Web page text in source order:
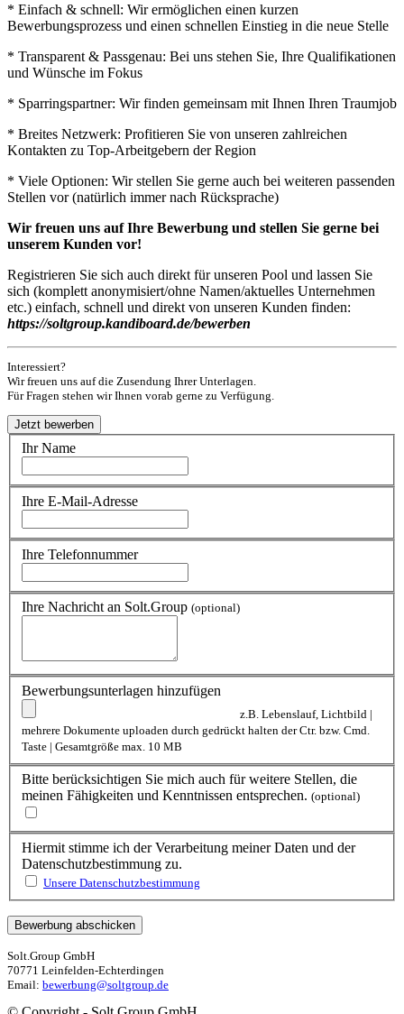
* Einfach & schnell: Wir ermöglichen einen kurzen
Bewerbungsprozess und einen schnellen Einstieg in die neue Stelle
* Transparent & Passgenau: Bei uns stehen Sie, Ihre Qualifikationen
und Wünsche im Fokus
* Sparringspartner: Wir finden gemeinsam mit Ihnen Ihren Traumjob
* Breites Netzwerk: Profitieren Sie von unseren zahlreichen
Kontakten zu Top-Arbeitgebern der Region
* Viele Optionen: Wir stellen Sie gerne auch bei weiteren passenden
Stellen vor (natürlich immer nach Rücksprache)
Wir freuen uns auf Ihre Bewerbung und stellen Sie gerne bei
unserem Kunden vor!
Registrieren Sie sich auch direkt für unseren Pool und lassen Sie
sich (komplett anonymisiert/ohne Namen/aktuelles Unternehmen
etc.) einfach, schnell und direkt von unseren Kunden finden:
https://soltgroup.kandiboard.de/bewerben
Interessiert?
Wir freuen uns auf die Zusendung Ihrer Unterlagen.
Für Fragen stehen wir Ihnen vorab gerne zu Verfügung.
Ihr Name
Ihre E-Mail-Adresse
Ihre Telefonnummer
Ihre Nachricht an Solt.Group (optional)
Bewerbungsunterlagen hinzufügen
z.B. Lebenslauf, Lichtbild |
mehrere Dokumente uploaden durch gedrückt halten der Ctr. bzw. Cmd.
Taste | Gesamtgröße max. 10 MB
Bitte berücksichtigen Sie mich auch für weitere Stellen, die
meinen Fähigkeiten und Kenntnissen entsprechen. (optional)
Hiermit stimme ich der Verarbeitung meiner Daten und der
Datenschutzbestimmung zu.
Unsere Datenschutzbestimmung
Solt.Group GmbH
70771 Leinfelden-Echterdingen
Email: bewerbung@soltgroup.de